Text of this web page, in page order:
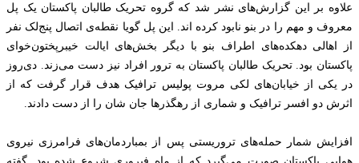
علاوه بر این گزارش‌های نشر شد که گروه تحریک طالبان پاکستان یک پل
معروف و مهم را در بنو نابود کرده اند. این پل گویا نقطه‌ی اتصال پنج‌لک نفر
از اهالی دهکده‌های اطراف بنو با دیگر بخش‌های ایالت خیبرپختون‌خوای
پاکستان بود. تحریک طالبان پاکستان به ترور‌ افراد نیز دست می‌زند. دی‌روز
در یکی از خیابان‌های لکی مروت پولیس ترافیک هدف قرار گرفت که از
اثرش دو افسر ترافیک و شماری از رهگذر‌ها جان شان را از دست دادند.
افزایش شمار حمله‌های تروریستی پس از بمباردمان‌های فرامرزی نیروی